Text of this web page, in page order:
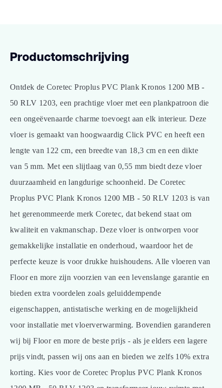
Productomschrijving
Ontdek de Coretec Proplus PVC Plank Kronos 1200 MB -
50 RLV 1203, een prachtige vloer met een plankpatroon die
een ongeëvenaarde charme toevoegt aan elk interieur. Deze
vloer is gemaakt van hoogwaardig Click PVC en heeft een
lengte van 122 cm, een breedte van 18,3 cm en een dikte
van 5 mm. Met een slijtlaag van 0,55 mm biedt deze vloer
duurzaamheid en langdurige schoonheid. De Coretec
Proplus PVC Plank Kronos 1200 MB - 50 RLV 1203 is van
het gerenommeerde merk Coretec, dat bekend staat om
kwaliteit en vakmanschap. Deze vloer is ontworpen voor
gemakkelijke installatie en onderhoud, waardoor het de
perfecte keuze is voor drukke huishoudens. Alle vloeren van
Floor en more zijn voorzien van een levenslange garantie en
bieden extra voordelen zoals geluiddempende
eigenschappen, antistatische werking en de mogelijkheid
voor installatie met vloerverwarming. Bovendien garanderen
wij bij Floor en more de beste prijs - als je elders een lagere
prijs vindt, passen wij ons aan en bieden we zelfs 10% extra
korting. Kies voor de Coretec Proplus PVC Plank Kronos